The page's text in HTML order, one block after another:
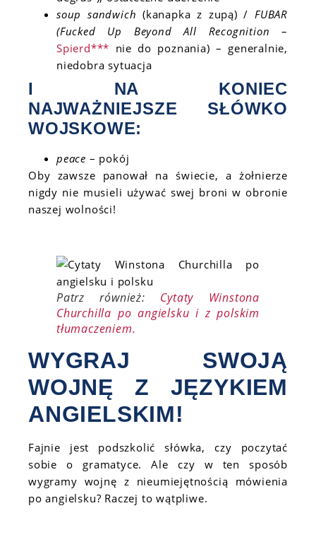
soup sandwich (kanapka z zupą) /FUBAR
(Fucked Up Beyond All Recognition –
Spierd*** nie do poznania) – generalnie,
niedobra sytuacja
I NA KONIEC
NAJWAŻNIEJSZE SŁÓWKO
WOJSKOWE:
peace – pokój
Oby zawsze panował na świecie, a żołnierze
nigdy nie musieli używać swej broni w obronie
naszej wolności!
Patrz również: Cytaty Winstona
Churchilla po angielsku i z polskim
tłumaczeniem.
WYGRAJ SWOJĄ
WOJNĘ Z JĘZYKIEM
ANGIELSKIM!
Fajnie jest podszkolić słówka, czy poczytać
sobie o gramatyce. Ale czy w ten sposób
wygramy wojnę z nieumiejętnością mówienia
po angielsku? Raczej to wątpliwe.